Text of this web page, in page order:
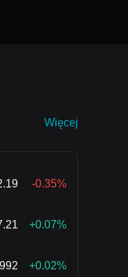
Więcej
-0.35%
+0.07%
+0.02%